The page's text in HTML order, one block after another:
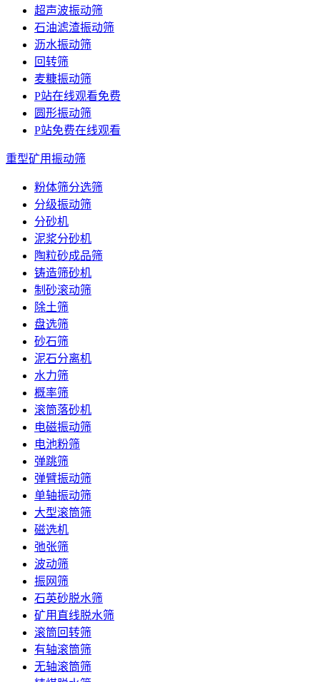
超声波振动筛
石油滤渣振动筛
沥水振动筛
回转筛
麦糠振动筛
P站在线观看免费
圆形振动筛
P站免费在线观看
重型矿用振动筛
粉体筛分选筛
分级振动筛
分砂机
泥浆分砂机
陶粒砂成品筛
铸造筛砂机
制砂滚动筛
除土筛
盘选筛
砂石筛
泥石分离机
水力筛
概率筛
滚筒落砂机
电磁振动筛
电池粉筛
弹跳筛
弹臂振动筛
单轴振动筛
大型滚筒筛
磁选机
弛张筛
波动筛
振网筛
石英砂脱水筛
矿用直线脱水筛
滚筒回转筛
有轴滚筒筛
无轴滚筒筛